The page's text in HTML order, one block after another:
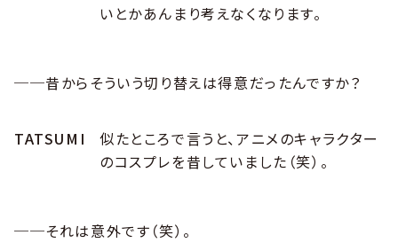
いとかあんまり考えなくなります。
──昔からそういう切り替えは得意だったんですか？
TATSUMI
似たところで言うと、アニメのキャラクター
のコスプレを昔していました（笑）。
──それは意外です（笑）。